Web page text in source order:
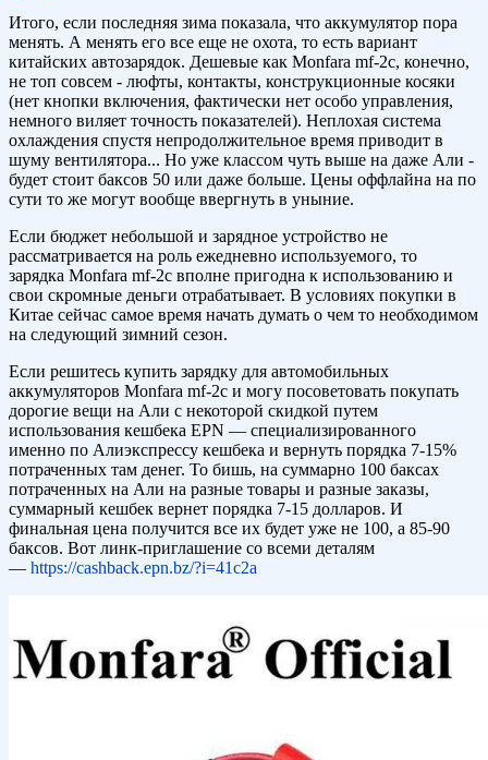
Итого, если последняя зима показала, что аккумулятор пора
менять. А менять его все еще не охота, то есть вариант
китайских автозарядок. Дешевые как Monfara mf-2c, конечно,
не топ совсем - люфты, контакты, конструкционные косяки
(нет кнопки включения, фактически нет особо управления,
немного виляет точность показателей). Неплохая система
охлаждения спустя непродолжительное время приводит в
шуму вентилятора... Но уже классом чуть выше на даже Али -
будет стоит баксов 50 или даже больше. Цены оффлайна на по
сути то же могут вообще ввергнуть в уныние.
Если бюджет небольшой и зарядное устройство не
рассматривается на роль ежедневно используемого, то
зарядка Monfara mf-2c вполне пригодна к использованию и
свои скромные деньги отрабатывает. В условиях покупки в
Китае сейчас самое время начать думать о чем то необходимом
на следующий зимний сезон.
Если решитесь купить зарядку для автомобильных
аккумуляторов Monfara mf-2c и могу посоветовать покупать
дорогие вещи на Али с некоторой скидкой путем
использования кешбека EPN — специализированного
именно по Алиэкспрессу кешбека и вернуть порядка 7-15%
потраченных там денег. То бишь, на суммарно 100 баксах
потраченных на Али на разные товары и разные заказы,
суммарный кешбек вернет порядка 7-15 долларов. И
финальная цена получится все их будет уже не 100, а 85-90
баксов. Вот линк-приглашение со всеми деталям
— https://cashback.epn.bz/?i=41c2a